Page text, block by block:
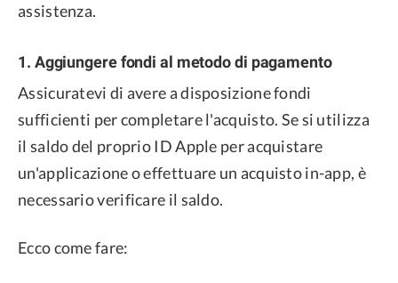
assistenza.
1. Aggiungere fondi al metodo di pagamento
Assicuratevi di avere a disposizione fondi
sufficienti per completare l'acquisto. Se si utilizza
il saldo del proprio ID Apple per acquistare
un'applicazione o effettuare un acquisto in-app, è
necessario verificare il saldo.
Ecco come fare: